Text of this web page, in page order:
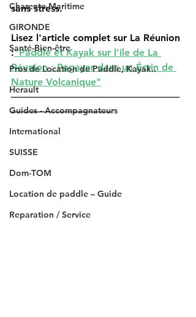
Charente-Maritime
GIRONDE
Santé-Bien-être
Pros de Location de Paddle, Kayak..
Herault
Guides - Accompagnateurs
International
SUISSE
Dom-TOM
Location de paddle – Guide
Reparation / Service
sans stress.
Lisez l'article complet sur La Réunion
:"Paddle et Kayak sur l'ile de La
Réunion : Pagayer dans un Écrin de
Nature Volcanique"
─────────────────────────
───────────────